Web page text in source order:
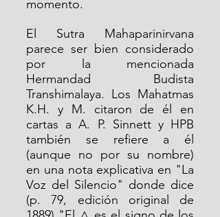
momento.
El Sutra Mahaparinirvana
parece ser bien considerado
por la mencionada
Hermandad Budista
Transhimalaya. Los Mahatmas
K.H. y M. citaron de él en
cartas a A. P. Sinnett y HPB
también se refiere a él
(aunque no por su nombre)
en una nota explicativa en "La
Voz del Silencio" donde dice
(p. 79, edición original de